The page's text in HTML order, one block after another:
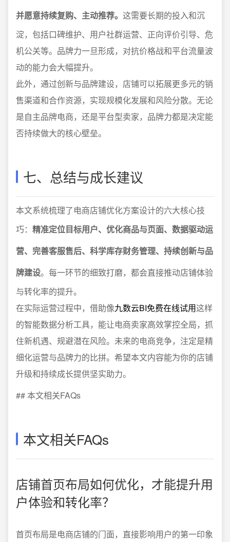
并愿意持续复购、主动推荐。 这需要长期的投入和沉
淀，包括口碑维护、用户社群运营、正向评价引导、危
机公关等。品牌力一旦形成，对抗价格战和平台流量波
动的能力会大幅提升。
此外，通过创新与品牌建设，店铺可以拓展更多元的销
售渠道和合作资源，实现规模化发展和风险分散。无论
是自主品牌电商，还是平台型卖家，品牌力都是决定能
否持续做大的核心壁垒。
七、总结与成长建议
本文系统梳理了电商店铺优化方案设计的六大核心技
巧： 精准定位目标用户、优化商品与页面、数据驱动运
营、完善客服售后、科学库存财务管理、持续创新与品
牌建设。每一环节的细致打磨，都会直接推动店铺体验
与转化率的提升。
在实际运营过程中，借助像九数云BI免费在线试用这样
的智能数据分析工具，能让电商卖家高效掌控全局，抓
住新机遇、规避潜在风险。未来的电商竞争，注定是精
细化运营与品牌力的比拼。希望本文内容能为你的店铺
升级和持续成长提供坚实助力。
## 本文相关FAQs
本文相关FAQs
店铺首页布局如何优化，才能提升用
户体验和转化率？
首页布局是电商店铺的门面，直接影响用户的第一印象